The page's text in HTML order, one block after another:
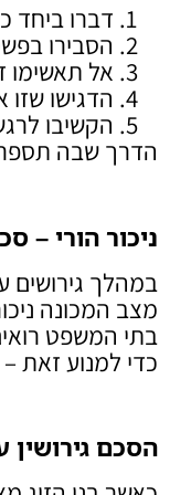
דברו ביחד
הסבירו
אל תאשימו
הדגישו
הקשיבו
הדרך שבה
ניכור הורי –
במהלך גירושים
מצב המכונה
בתי המשפט
כדי למנוע זאת
הסכם גירושין